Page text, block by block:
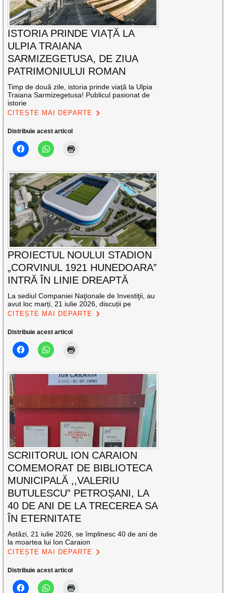
ISTORIA PRINDE VIAȚĂ LA
ULPIA TRAIANA
SARMIZEGETUSA, DE ZIUA
PATRIMONIULUI ROMAN
Timp de două zile, istoria prinde viață la Ulpia
Traiana Sarmizegetusa! Publicul pasionat de
istorie
CITEȘTE MAI DEPARTE
Distribuie acest articol
PROIECTUL NOULUI STADION
„CORVINUL 1921 HUNEDOARA”
INTRĂ ÎN LINIE DREAPTĂ
La sediul Companiei Naţionale de Investiţii, au
avut loc marți, 21 iulie 2026, discuții pe
CITEȘTE MAI DEPARTE
Distribuie acest articol
SCRIITORUL ION CARAION
COMEMORAT DE BIBLIOTECA
MUNICIPALĂ ,,VALERIU
BUTULESCU” PETROȘANI, LA
40 DE ANI DE LA TRECEREA SA
ÎN ETERNITATE
Astăzi, 21 iulie 2026, se împlinesc 40 de ani de
la moartea lui Ion Caraion
CITEȘTE MAI DEPARTE
Distribuie acest articol